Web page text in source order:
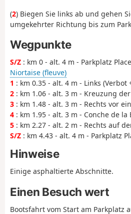
(2) Biegen Sie links ab und gehen
umgekehrter Richtung bis zum
Wegpunkte
S/Z : km 0 - alt. 4 m - Parkplatz
Niortaise (fleuve)
1 : km 0.35 - alt. 4 m - Links (Verbot
2 : km 1.06 - alt. 3 m - Kreuzung
3 : km 1.48 - alt. 3 m - Rechts vor
4 : km 1.95 - alt. 3 m - Conche de la
5 : km 2.27 - alt. 2 m - Rechts auf
S/Z : km 4.43 - alt. 4 m - Parkplatz
Hinweise
Einige asphaltierte Abschnitte.
Einen Besuch wert
Bootsfahrt vom Start am Parkplatz